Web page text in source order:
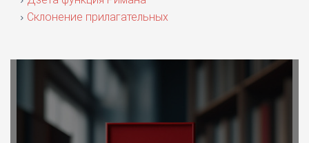
Склонение прилагательных